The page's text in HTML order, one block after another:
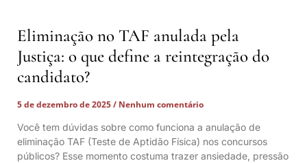
Eliminação no TAF anulada pela
Justiça: o que define a reintegração do
candidato?
5 de dezembro de 2025
Nenhum comentário
Você tem dúvidas sobre como funciona a anulação de
eliminação TAF (Teste de Aptidão Física) nos concursos
públicos? Esse momento costuma trazer ansiedade, pressão